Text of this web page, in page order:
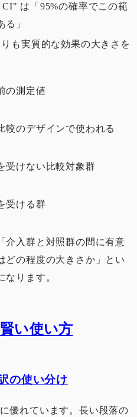
CI" は「95%の確率でこの範
る」
も実質的な効果の大きさを
の測定値
較のデザインで使われる
受けない比較対象群
受ける群
介入群と対照群の間に有意
どの程度の大きさか」とい
なります。
い使い方
の使い分け
優れています。長い段落の